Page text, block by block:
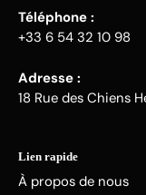
Téléphone :
+33 6 54 32 10 98
Adresse :
18 Rue des Chiens
Lien rapide
À propos de nous